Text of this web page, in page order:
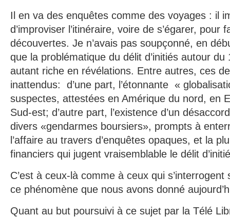
Il en va des enquêtes comme des voyages : il
d’improviser l’itinéraire, voire de s’égarer, pour
découvertes. Je n’avais pas soupçonné, en
que la problématique du délit d’initiés autour
autant riche en révélations. Entre autres, ces
inattendus: d’une part, l’étonnante «
suspectes, attestées en Amérique du nord, en
Sud-est; d’autre part, l’existence d’un
divers «gendarmes boursiers», prompts à
l’affaire au travers d’enquêtes opaques, et la
financiers qui jugent vraisemblable le délit
C’est à ceux-là comme à ceux qui
ce phénomène que nous avons donné
Quant au but poursuivi à ce sujet par la Télé